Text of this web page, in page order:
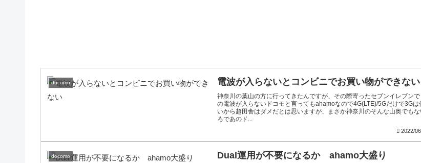
docomo 電波が入らないとコンビニでお買い物ができない
神奈川の葉山の方に行ってきたんですが、その際寄ったセブンイレブンで
の電波が入らないドコモと言ってもahamoなので4G(LTE)/5Gだけで3Gは
いから超田舎はダメだとは思いますが、まさか神奈川のそんな山奥でもな
ろであのド...
2022/
docomo Dual運用が不要になるか ahamo大盛り